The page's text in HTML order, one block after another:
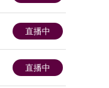
直播中
直播中